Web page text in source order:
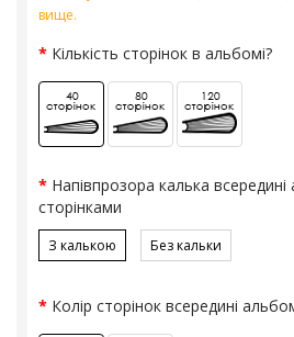
вище.
Кількість сторінок в альбомі?
Напівпрозора калька
сторінками
З калькою Без кальки
Колір сторінок всередині